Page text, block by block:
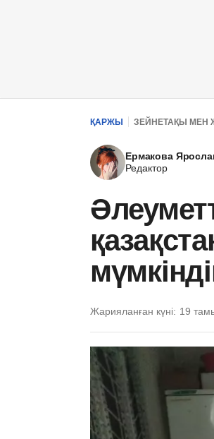
ҚАРЖЫ ЗЕЙНЕТАҚЫ МЕН
Ермакова
Редактор
Жарияланған күні: 19